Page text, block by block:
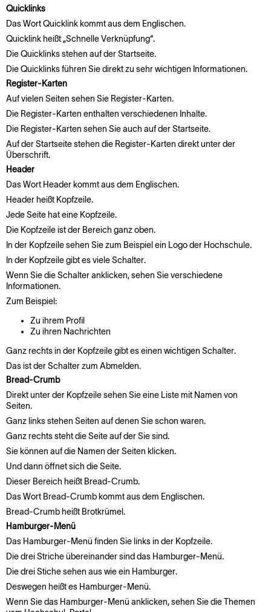
Quicklinks
Das Wort Quicklink kommt aus dem Englischen.
Quicklink heißt „Schnelle Verknüpfung“.
Die Quicklinks stehen auf der Startseite.
Die Quicklinks führen Sie direkt zu sehr wichtigen Informationen.
Register-Karten
Auf vielen Seiten sehen Sie Register-Karten.
Die Register-Karten enthalten verschiedenen Inhalte.
Die Register-Karten sehen Sie auch auf der Startseite.
Auf der Startseite stehen die Register-Karten direkt unter der
Überschrift.
Header
Das Wort Header kommt aus dem Englischen.
Header heißt Kopfzeile.
Jede Seite hat eine Kopfzeile.
Die Kopfzeile ist der Bereich ganz oben.
In der Kopfzeile sehen Sie zum Beispiel ein Logo der Hochschule.
In der Kopfzeile gibt es viele Schalter.
Wenn Sie die Schalter anklicken, sehen Sie verschiedene
Informationen.
Zum Beispiel:
Zu ihrem Profil
Zu ihren Nachrichten
Ganz rechts in der Kopfzeile gibt es einen wichtigen Schalter.
Das ist der Schalter zum Abmelden.
Bread-Crumb
Direkt unter der Kopfzeile sehen Sie eine Liste mit Namen von
Seiten.
Ganz links stehen Seiten auf denen Sie schon waren.
Ganz rechts steht die Seite auf der Sie sind.
Sie können auf die Namen der Seiten klicken.
Und dann öffnet sich die Seite.
Dieser Bereich heißt Bread-Crumb.
Das Wort Bread-Crumb kommt aus dem Englischen.
Bread-Crumb heißt Brotkrümel.
Hamburger-Menü
Das Hamburger-Menü finden Sie links in der Kopfzeile.
Die drei Striche übereinander sind das Hamburger-Menü.
Die drei Stiche sehen aus wie ein Hamburger.
Deswegen heißt es Hamburger-Menü.
Wenn Sie das Hamburger-Menü anklicken, sehen Sie die Themen